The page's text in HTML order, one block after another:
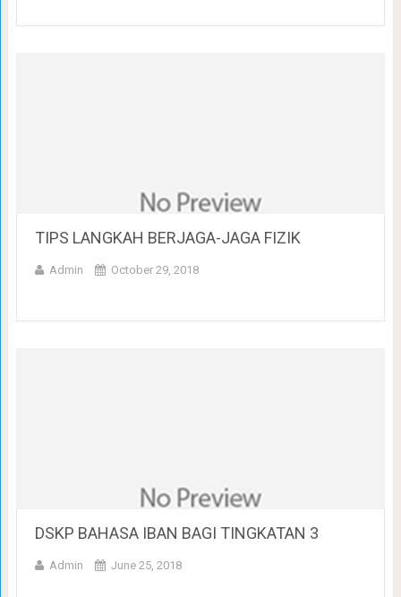
TIPS LANGKAH BERJAGA-JAGA FIZIK
Admin October 29, 2018
DSKP BAHASA IBAN BAGI TINGKATAN 3
Admin June 25, 2018